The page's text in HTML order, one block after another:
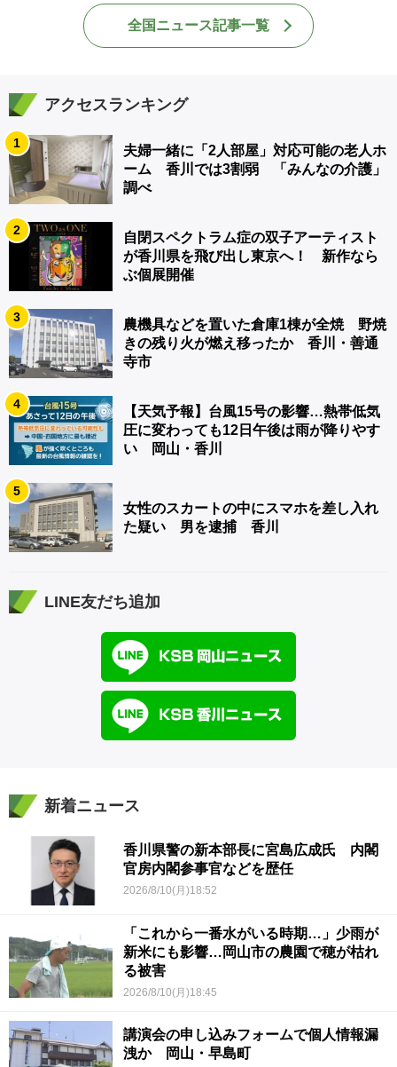
全国ニュース記事一覧
アクセスランキング
1
夫婦一緒に「2人部屋」対応可能の老人ホ
ーム 香川では3割弱 「みんなの介護」
調べ
2
自閉スペクトラム症の双子アーティスト
が香川県を飛び出し東京へ！ 新作なら
ぶ個展開催
3
農機具などを置いた倉庫1棟が全焼 野焼
きの残り火が燃え移ったか 香川・善通
寺市
4
【天気予報】台風15号の影響…熱帯低気
圧に変わっても12日午後は雨が降りやす
い 岡山・香川
5
女性のスカートの中にスマホを差し入れ
た疑い 男を逮捕 香川
LINE友だち追加
新着ニュース
香川県警の新本部長に宮島広成氏 内閣
官房内閣参事官などを歴任
2026/8/10(月)18:52
「これから一番水がいる時期…」少雨が
新米にも影響…岡山市の農園で穂が枯れ
る被害
2026/8/10(月)18:45
講演会の申し込みフォームで個人情報漏
洩か 岡山・早島町